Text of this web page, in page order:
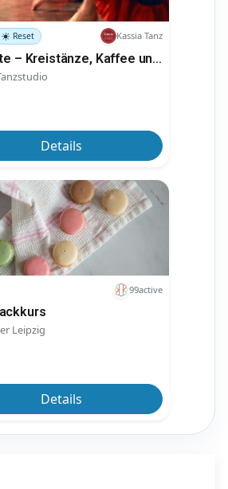
Reset Kassia Tanz
Tanz & Torte – Kreistänze, Kaffee und Kuchen
Details
99active
Leipzig
Details